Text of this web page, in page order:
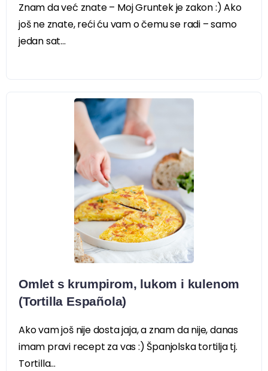
Znam da već znate – Moj Gruntek je zakon :) Ako
još ne znate, reći ću vam o čemu se radi – samo
jedan sat...
Omlet s krumpirom, lukom i kulenom
(Tortilla Española)
Ako vam još nije dosta jaja, a znam da nije, danas
imam pravi recept za vas :) Španjolska tortilja tj.
Tortilla...